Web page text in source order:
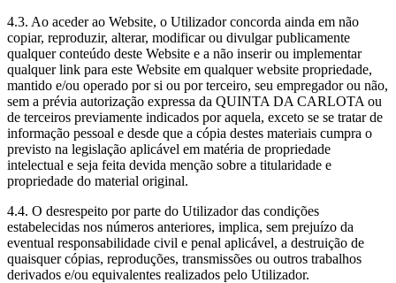
4.3. Ao aceder ao Website, o Utilizador concorda ainda em não
copiar, reproduzir, alterar, modificar ou divulgar publicamente
qualquer conteúdo deste Website e a não inserir ou implementar
qualquer link para este Website em qualquer website propriedade,
mantido e/ou operado por si ou por terceiro, seu empregador ou não,
sem a prévia autorização expressa da QUINTA DA CARLOTA ou
de terceiros previamente indicados por aquela, exceto se se tratar de
informação pessoal e desde que a cópia destes materiais cumpra o
previsto na legislação aplicável em matéria de propriedade
intelectual e seja feita devida menção sobre a titularidade e
propriedade do material original.
4.4. O desrespeito por parte do Utilizador das condições
estabelecidas nos números anteriores, implica, sem prejuízo da
eventual responsabilidade civil e penal aplicável, a destruição de
quaisquer cópias, reproduções, transmissões ou outros trabalhos
derivados e/ou equivalentes realizados pelo Utilizador.